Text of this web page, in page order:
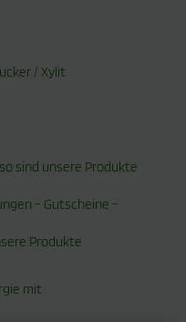
/ Xylit
sind unsere Produkte
- Gutscheine -
Produkte
mit